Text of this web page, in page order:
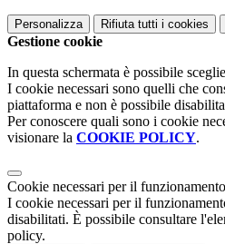
Personalizza Rifiuta tutti i cookies
Gestione cookie
In questa schermata è possibile
I cookie necessari sono quelli che
piattaforma e non è possibile
Per conoscere quali sono i cookie
visionare la COOKIE POLICY.
Cookie necessari per il funzionamento
I cookie necessari per il
disabilitati. È possibile consultare
policy.